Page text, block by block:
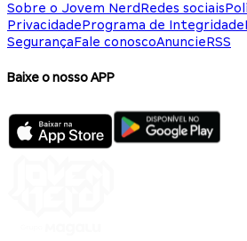
Sobre o Jovem NerdRedes sociais
PrivacidadePrograma de Integridade
SegurançaFale conoscoAnuncieRSS
Baixe o nosso APP